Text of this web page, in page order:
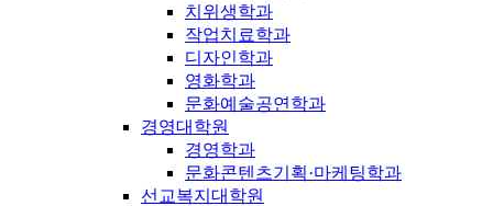
치위생학과
작업치료학과
디자인학과
영화학과
문화예술공연학과
경영대학원
경영학과
문화콘텐츠기획·마케팅학과
선교복지대학원